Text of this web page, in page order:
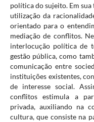
política do sujeito. Em
utilização da
orientado para o
mediação de conflitos.
interlocução política de
gestão pública, como
comunicação entre
instituições existentes,
de interesse social.
conflitos estimula a
privada, auxiliando na
cultura, que consiste na